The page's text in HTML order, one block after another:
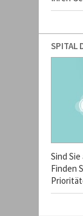
SPITAL
Sind
Finden